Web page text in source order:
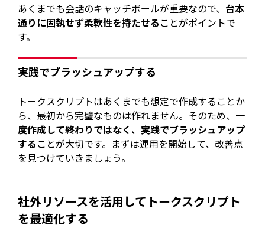
あくまでも会話のキャッチボールが重要なので、 台本
通りに固執せず柔軟性を持たせることがポイントで
す。
実践でブラッシュアップする
トークスクリプトはあくまでも想定で作成することか
ら、最初から完璧なものは作れません。そのため、 一
度作成して終わりではなく、実践でブラッシュアップ
することが大切です。まずは運用を開始して、改善点
を見つけていきましょう。
社外リソースを活用してトークスクリプト
を最適化する